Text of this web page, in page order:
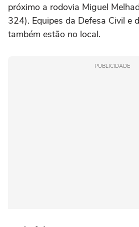
próximo a rodovia Miguel
324). Equipes da Defesa Civil e
também estão no local.
PUBLICIDADE